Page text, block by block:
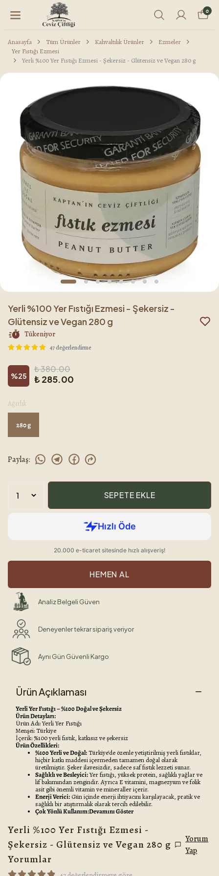
0
Anasayfa Tüm Ürünler Kahvaltılık Ürünler
Ezmeler
Yer Fıstığı Ezmesi
Yerli %100 Yer Fıstığı Ezmesi - Şekersiz - Glütensiz ve Vegan 280 g
Yerli %100 Yer Fıstığı Ezmesi - Şekersiz -
Glütensiz ve Vegan 280 g
Tükeniyor
47 değerlendirme
%25
₺ 380.00
₺ 285.00
Ağırlık
280 g
Paylaş:
SEPETE EKLE
HEMEN AL
Analiz Belgeli Güven
Deneyenler tekrar sipariş veriyor
Aynı Gün Güvenli Kargo
Ürün Açıklaması
Yerli Yer Fıstığı – %100 Doğal ve Şekersiz
Ürün Detayları:
Ürün Adı: Yerli Yer Fıstığı
Menşei: Türkiye
İçerik: %100 yerli fıstık, katkısız ve şekersiz
Ürün Özellikleri:
%100 Yerli ve Doğal:Türkiye'de özenle yetiştirilmiş yerli fıstıklar,
hiçbir katkı maddesi içermeden tamamen doğal olarak
üretilmiştir. Şeker ilavesizdir, sadece saf fıstık lezzeti sunar.
Sağlıklı ve Besleyici:Yer fıstığı, yüksek protein, sağlıklı yağlar ve
lif bakımından zengindir. Ayrıca E vitamini, magnezyum ve folik
asit gibi önemli vitamin ve mineraller içerir.
Enerji Verici: Gün içinde enerji ihtiyacını karşılayacak, pratik ve
sağlıklı bir atıştırmalık olarak tercih edilebilir.
Çok Yönlü Kullanım:Devamını Göster
Yerli %100 Yer Fıstığı Ezmesi -
Şekersiz - Glütensiz ve Vegan 280 g
Yorumlar
Yorum
Yap